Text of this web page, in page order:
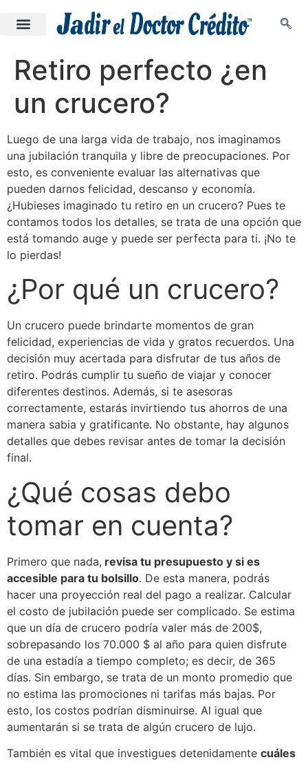
Retiro perfecto ¿en
un crucero?
Luego de una larga vida de trabajo, nos imaginamos
una jubilación tranquila y libre de preocupaciones. Por
esto, es conveniente evaluar las alternativas que
pueden darnos felicidad, descanso y economía.
¿Hubieses imaginado tu retiro en un crucero? Pues te
contamos todos los detalles, se trata de una opción que
está tomando auge y puede ser perfecta para ti. ¡No te
lo pierdas!
¿Por qué un crucero?
Un crucero puede brindarte momentos de gran
felicidad, experiencias de vida y gratos recuerdos. Una
decisión muy acertada para disfrutar de tus años de
retiro. Podrás cumplir tu sueño de viajar y conocer
diferentes destinos. Además, si te asesoras
correctamente, estarás invirtiendo tus ahorros de una
manera sabia y gratificante. No obstante, hay algunos
detalles que debes revisar antes de tomar la decisión
final.
¿Qué cosas debo
tomar en cuenta?
Primero que nada, revisa tu presupuesto y si es
accesible para tu bolsillo. De esta manera, podrás
hacer una proyección real del pago a realizar. Calcular
el costo de jubilación puede ser complicado. Se estima
que un día de crucero podría valer más de 200$,
sobrepasando los 70.000 $ al año para quien disfrute
de una estadía a tiempo completo; es decir, de 365
días. Sin embargo, se trata de un monto promedio que
no estima las promociones ni tarifas más bajas. Por
esto, los costos podrían disminuirse. Al igual que
aumentarán si se trata de algún crucero de lujo.
También es vital que investigues detenidamente cuáles